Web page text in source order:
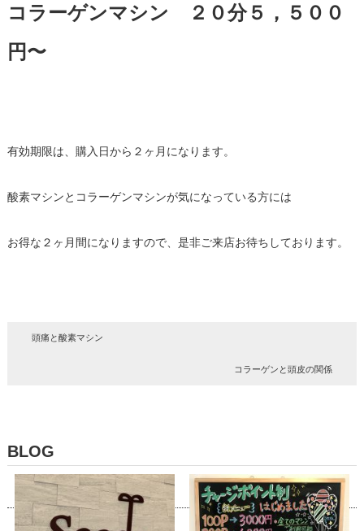
コラーゲンマシン ２０分５，５００
円〜
有効期限は、購入日から２ヶ月になります。
酸素マシンとコラーゲンマシンが気になっている方には
お得な２ヶ月間になりますので、是非ご来店お待ちしております。
頭痛と酸素マシン
コラーゲンと頭皮の関係
BLOG